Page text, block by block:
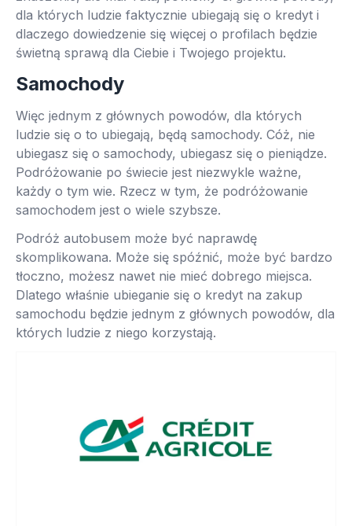
dla których ludzie faktycznie ubiegają się o kredyt i
dlaczego dowiedzenie się więcej o profilach będzie
świetną sprawą dla Ciebie i Twojego projektu.
Samochody
Więc jednym z głównych powodów, dla których
ludzie się o to ubiegają, będą samochody. Cóż, nie
ubiegasz się o samochody, ubiegasz się o pieniądze.
Podróżowanie po świecie jest niezwykle ważne,
każdy o tym wie. Rzecz w tym, że podróżowanie
samochodem jest o wiele szybsze.
Podróż autobusem może być naprawdę
skomplikowana. Może się spóźnić, może być bardzo
tłoczno, możesz nawet nie mieć dobrego miejsca.
Dlatego właśnie ubieganie się o kredyt na zakup
samochodu będzie jednym z głównych powodów, dla
których ludzie z niego korzystają.